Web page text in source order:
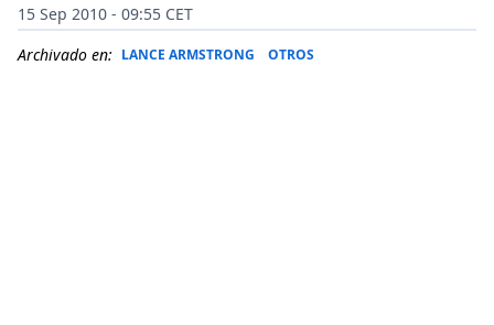
15 Sep 2010 - 09:55 CET
Archivado en: LANCE ARMSTRONG OTROS